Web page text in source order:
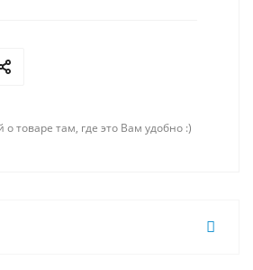
товаре там, где это Вам удобно :)